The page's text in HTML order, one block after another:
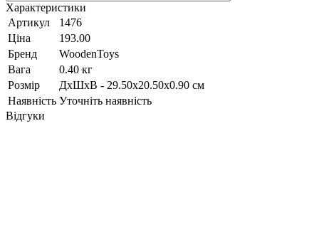
Характеристики
Артикул
1476
Ціна
193.00
Бренд
WoodenToys
Вага
0.40 кг
Розмір
ДxШxВ - 29.50х20.50х0.90 см
Наявність Уточніть наявність
Відгуки